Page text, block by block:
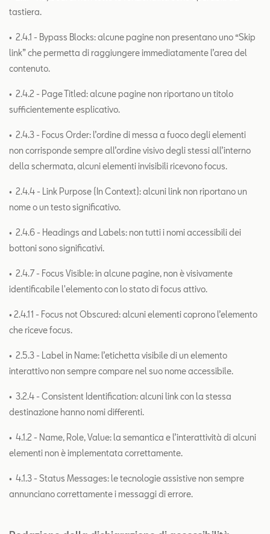
tastiera.
• 2.4.1 - Bypass Blocks: alcune pagine non presentano uno “Skip
link” che permetta di raggiungere immediatamente l’area del
contenuto.
• 2.4.2 - Page Titled: alcune pagine non riportano un titolo
sufficientemente esplicativo.
• 2.4.3 - Focus Order: l’ordine di messa a fuoco degli elementi
non corrisponde sempre all’ordine visivo degli stessi all’interno
della schermata, alcuni elementi invisibili ricevono focus.
• 2.4.4 - Link Purpose (In Context): alcuni link non riportano un
nome o un testo significativo.
• 2.4.6 - Headings and Labels: non tutti i nomi accessibili dei
bottoni sono significativi.
• 2.4.7 - Focus Visible: in alcune pagine, non è visivamente
identificabile l'elemento con lo stato di focus attivo.
• 2.4.11 - Focus not Obscured: alcuni elementi coprono l’elemento
che riceve focus.
• 2.5.3 - Label in Name: l’etichetta visibile di un elemento
interattivo non sempre compare nel suo nome accessibile.
• 3.2.4 - Consistent Identification: alcuni link con la stessa
destinazione hanno nomi differenti.
• 4.1.2 - Name, Role, Value: la semantica e l’interattività di alcuni
elementi non è implementata correttamente.
• 4.1.3 - Status Messages: le tecnologie assistive non sempre
annunciano correttamente i messaggi di errore.